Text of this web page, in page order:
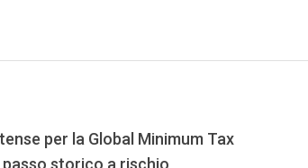
per la Global Minimum Tax
passo storico a rischio